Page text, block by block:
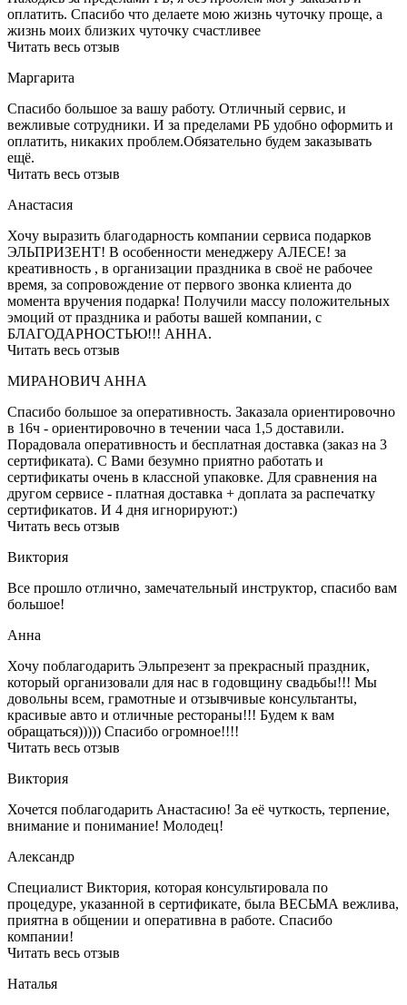
оплатить. Спасибо что делаете мою жизнь чуточку проще, а
жизнь моих близких чуточку счастливее
Читать весь отзыв
Маргарита
Спасибо большое за вашу работу. Отличный сервис, и
вежливые сотрудники. И за пределами РБ удобно оформить и
оплатить, никаких проблем.Обязательно будем заказывать
ещё.
Читать весь отзыв
Анастасия
Хочу выразить благодарность компании сервиса подарков
ЭЛЬПРИЗЕНТ! В особенности менеджеру АЛЕСЕ! за
креативность , в организации праздника в своё не рабочее
время, за сопровождение от первого звонка клиента до
момента вручения подарка! Получили массу положительных
эмоций от праздника и работы вашей компании, с
БЛАГОДАРНОСТЬЮ!!! АННА.
Читать весь отзыв
МИРАНОВИЧ АННА
Спасибо большое за оперативность. Заказала ориентировочно
в 16ч - ориентировочно в течении часа 1,5 доставили.
Порадовала оперативность и бесплатная доставка (заказ на 3
сертификата). С Вами безумно приятно работать и
сертификаты очень в классной упаковке. Для сравнения на
другом сервисе - платная доставка + доплата за распечатку
сертификатов. И 4 дня игнорируют:)
Читать весь отзыв
Виктория
Все прошло отлично, замечательный инструктор, спасибо вам
большое!
Анна
Хочу поблагодарить Эльпрезент за прекрасный праздник,
который организовали для нас в годовщину свадьбы!!! Мы
довольны всем, грамотные и отзывчивые консультанты,
красивые авто и отличные рестораны!!! Будем к вам
обращаться))))) Спасибо огромное!!!!
Читать весь отзыв
Виктория
Хочется поблагодарить Анастасию! За её чуткость, терпение,
внимание и понимание! Молодец!
Александр
Специалист Виктория, которая консультировала по
процедуре, указанной в сертификате, была ВЕСЬМА вежлива,
приятна в общении и оперативна в работе. Спасибо
компании!
Читать весь отзыв
Наталья